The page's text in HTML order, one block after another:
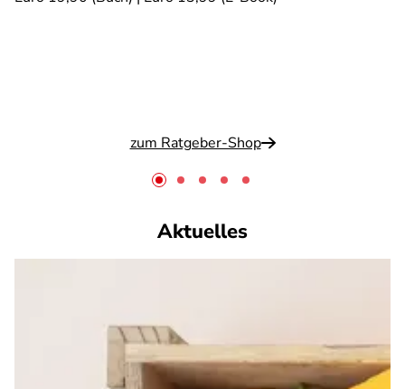
zum Ratgeber-Shop
Aktuelles